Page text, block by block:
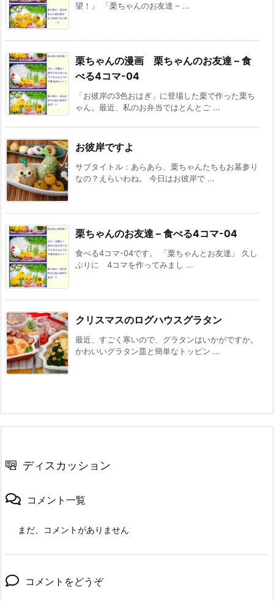
望！」 「栗ちゃんのお友達 – ...
栗ちゃんの漫画 栗ちゃんのお友達 – 食
べる4コマ-04
「お彼岸の3色おはぎ」に登場した栗で作った栗ち
ゃん。最近、私のお弁当ではとんとご ...
お彼岸ですよ
サブタイトル：あらあら、栗ちゃんたちもお墓参り
なの？えらいわね。 今日はお彼岸で ...
栗ちゃんのお友達 – 食べる4コマ-04
食べる4コマ-04です。 「栗ちゃんとお友達」 久し
ぶりに 4コマを作ってみまし ...
クリスマスのログハウスグラタン
最近、すごく寒いので、グラタンはいかがですか。
かわいいグラタン皿と簡単なトッピン ...
ディスカッション
コメント一覧
まだ、コメントがありません
コメントをどうぞ